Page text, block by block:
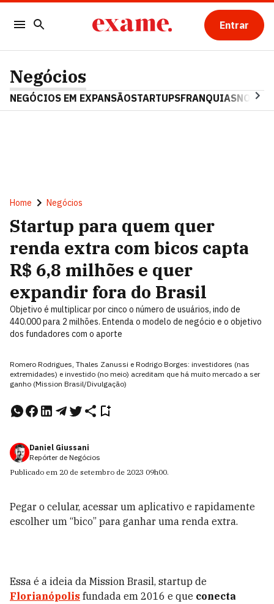
Entrar
Negócios
NEGÓCIOS EM EXPANSÃOSTARTUPSFRANQUIAS
Home Negócios
Startup para quem quer
renda extra com bicos capta
R$ 6,8 milhões e quer
expandir fora do Brasil
Objetivo é multiplicar por cinco o número de usuários, indo de
440.000 para 2 milhões. Entenda o modelo de negócio e o objetivo
dos fundadores com o aporte
Romero Rodrigues, Thales Zanussi e Rodrigo Borges: investidores (nas
extremidades) e investido (no meio) acreditam que há muito mercado a ser
ganho (Mission Brasil/Divulgação)
Daniel Giussani
Repórter de Negócios
Publicado em 20 de setembro de 2023 09h00.
Pegar o celular, acessar um aplicativo e rapidamente
escolher um “bico” para ganhar uma renda extra.
Essa é a ideia da Mission Brasil, startup de
Florianópolis fundada em 2016 e que conecta